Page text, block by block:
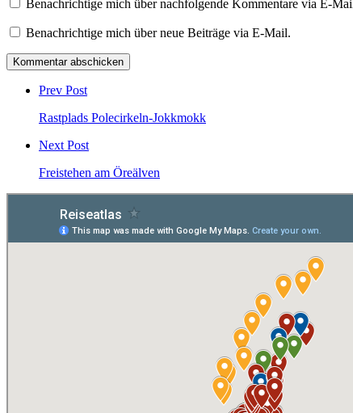
Benachrichtige mich über nachfolgende Kommentare via E-
Benachrichtige mich über neue Beiträge via E-Mail.
Post
comment
Prev Post
Rastplads Polecirkeln-Jokkmokk
Next Post
Freistehen am Öreälven